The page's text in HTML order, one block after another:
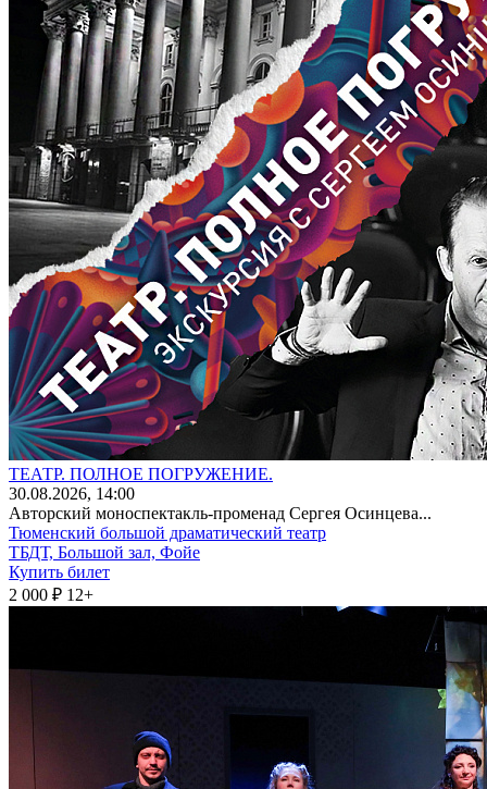
ТЕАТР. ПОЛНОЕ ПОГРУЖЕНИЕ.
30.08.2026, 14:00
Авторский моноспектакль-променад Сергея Осинцева...
Тюменский большой драматический театр
ТБДТ, Большой зал, Фойе
Купить билет
2 000 ₽ 12+